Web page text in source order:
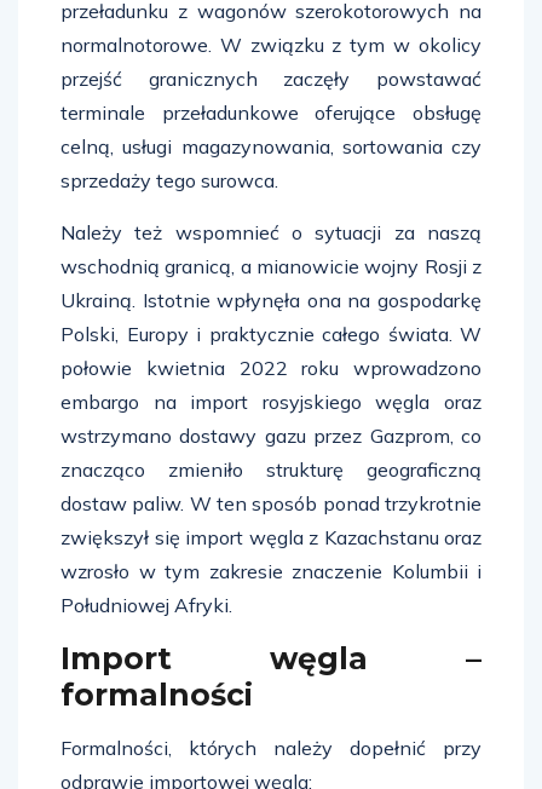
przeładunku z wagonów szerokotorowych na
normalnotorowe. W związku z tym w okolicy
przejść granicznych zaczęły powstawać
terminale przeładunkowe oferujące obsługę
celną, usługi magazynowania, sortowania czy
sprzedaży tego surowca.
Należy też wspomnieć o sytuacji za naszą
wschodnią granicą, a mianowicie wojny Rosji z
Ukrainą. Istotnie wpłynęła ona na gospodarkę
Polski, Europy i praktycznie całego świata. W
połowie kwietnia 2022 roku wprowadzono
embargo na import rosyjskiego węgla oraz
wstrzymano dostawy gazu przez Gazprom, co
znacząco zmieniło strukturę geograficzną
dostaw paliw. W ten sposób ponad trzykrotnie
zwiększył się import węgla z Kazachstanu oraz
wzrosło w tym zakresie znaczenie Kolumbii i
Południowej Afryki.
Import węgla –
formalności
Formalności, których należy dopełnić przy
odprawie importowej węgla: